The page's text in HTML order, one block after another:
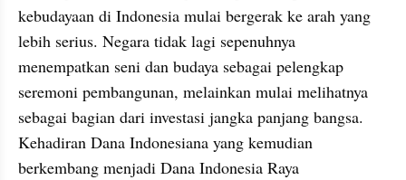
kebudayaan di Indonesia mulai bergerak ke arah yang
lebih serius. Negara tidak lagi sepenuhnya
menempatkan seni dan budaya sebagai pelengkap
seremoni pembangunan, melainkan mulai melihatnya
sebagai bagian dari investasi jangka panjang bangsa.
Kehadiran Dana Indonesiana yang kemudian
berkembang menjadi Dana Indonesia Raya